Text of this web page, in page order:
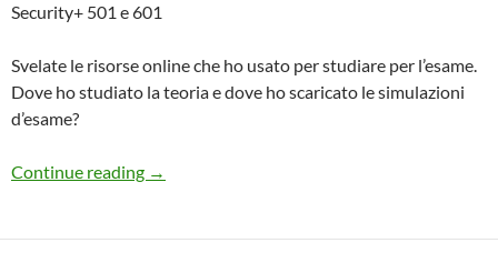
Security+ 501 e 601
Svelate le risorse online che ho usato per studiare per l’esame.
Dove ho studiato la teoria e dove ho scaricato le simulazioni
d’esame?
Continue reading Risorse per Studiare e Passare Security+ 501
→